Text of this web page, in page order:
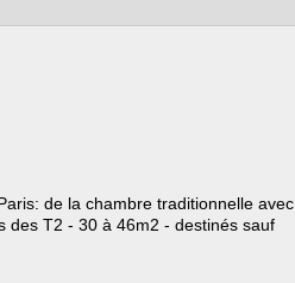
de la chambre traditionnelle avec
des T2 - 30 à 46m2 - destinés sauf